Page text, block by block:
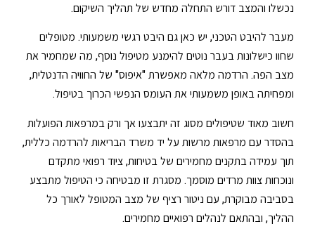
נכשלו והמצב דורש התחלה מחדש של תהליך השיקום.
מעבר להיבט הטכני, יש כאן גם היבט רגשי משמעותי. מטופלים
שחוו כישלונות בעבר נוטים להימנע מטיפול נוסף, מה שמחמיר את
מצב הפה. הרדמה מלאה מאפשרת "איפוס" של החוויה הדנטלית,
ומפחיתה באופן משמעותי את העומס הנפשי הכרוך בטיפול.
חשוב מאוד שטיפולים מסוג זה יתבצעו אך ורק במרפאות הפועלות
בהסדר עם מרפאות מרשות על יד משרד הבריאות להרדמה כללית,
תוך עמידה בתקנים מחמירים של בטיחות, ציוד רפואי מתקדם
ונוכחות צוות מרדים מוסמך. מסגרת זו מבטיחה כי הטיפול מתבצע
בסביבה מבוקרת, עם ניטור רציף של מצב המטופל לאורך כל
ההליך, ובהתאם לנהלים רפואיים מחמירים.